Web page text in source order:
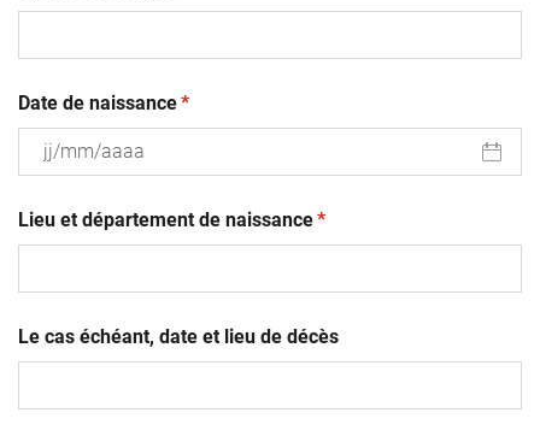
Date de naissance(obligatoire)
*
slash
MM
Lieu et département de naissance(obligatoire)
*
Le cas échéant, date et lieu de décès